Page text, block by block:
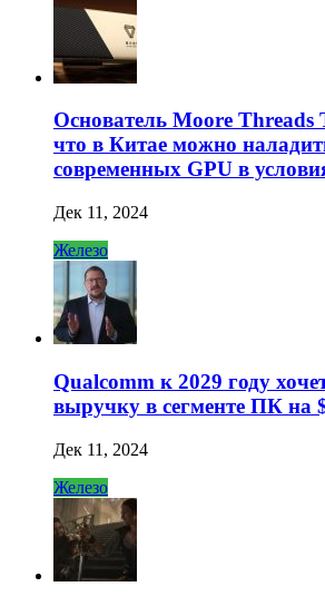
Основатель Moore Threads
что в Китае можно
современных GPU в
Дек 11, 2024
Железо
Qualcomm к 2029 году
выручку в сегменте ПК на
Дек 11, 2024
Железо